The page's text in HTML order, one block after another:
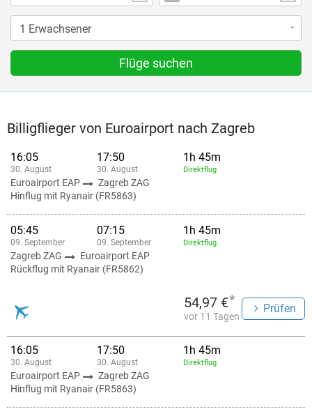
Flüge suchen
Billigflieger von Euroairport nach Zagreb
16:05
30. August
17:50
30. August
1h 45m
Direktflug
Euroairport EAP
Zagreb ZAG
Hinflug mit Ryanair (FR5863)
05:45
09. September
07:15
09. September
1h 45m
Direktflug
Zagreb ZAG
Euroairport EAP
Rückflug mit Ryanair (FR5862)
54,97 €*
vor 11 Tagen
Prüfen
16:05
30. August
17:50
30. August
1h 45m
Direktflug
Euroairport EAP
Zagreb ZAG
Hinflug mit Ryanair (FR5863)